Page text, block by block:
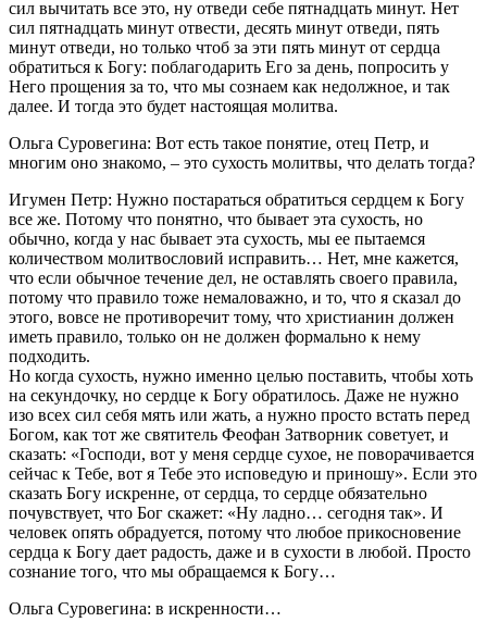
сил вычитать все это, ну отведи себе пятнадцать минут. Нет
сил пятнадцать минут отвести, десять минут отведи, пять
минут отведи, но только чтоб за эти пять минут от сердца
обратиться к Богу: поблагодарить Его за день, попросить у
Него прощения за то, что мы сознаем как недолжное, и так
далее. И тогда это будет настоящая молитва.
Ольга Суровегина: Вот есть такое понятие, отец Петр, и
многим оно знакомо, – это сухость молитвы, что делать тогда?
Игумен Петр: Нужно постараться обратиться сердцем к Богу
все же. Потому что понятно, что бывает эта сухость, но
обычно, когда у нас бывает эта сухость, мы ее пытаемся
количеством молитвословий исправить… Нет, мне кажется,
что если обычное течение дел, не оставлять своего правила,
потому что правило тоже немаловажно, и то, что я сказал до
этого, вовсе не противоречит тому, что христианин должен
иметь правило, только он не должен формально к нему
подходить.
Но когда сухость, нужно именно целью поставить, чтобы хоть
на секундочку, но сердце к Богу обратилось. Даже не нужно
изо всех сил себя мять или жать, а нужно просто встать перед
Богом, как тот же святитель Феофан Затворник советует, и
сказать: «Господи, вот у меня сердце сухое, не поворачивается
сейчас к Тебе, вот я Тебе это исповедую и приношу». Если это
сказать Богу искренне, от сердца, то сердце обязательно
почувствует, что Бог скажет: «Ну ладно… сегодня так». И
человек опять обрадуется, потому что любое прикосновение
сердца к Богу дает радость, даже и в сухости в любой. Просто
сознание того, что мы обращаемся к Богу…
Ольга Суровегина: в искренности…